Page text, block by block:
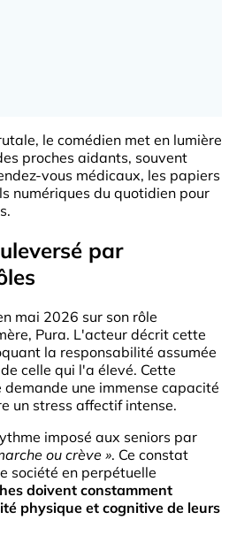
le comédien met en lumière
proches aidants, souvent
vous médicaux, les papiers
numériques du quotidien pour
par
mai 2026 sur son rôle
Pura. L'acteur décrit cette
la responsabilité assumée
celle qui l'a élevé. Cette
une immense capacité
un stress affectif intense.
imposé aux seniors par
ou crève ». Ce constat
société en perpétuelle
doivent constamment
physique et cognitive de leurs